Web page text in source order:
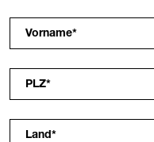
Vorname*
PLZ*
Land *